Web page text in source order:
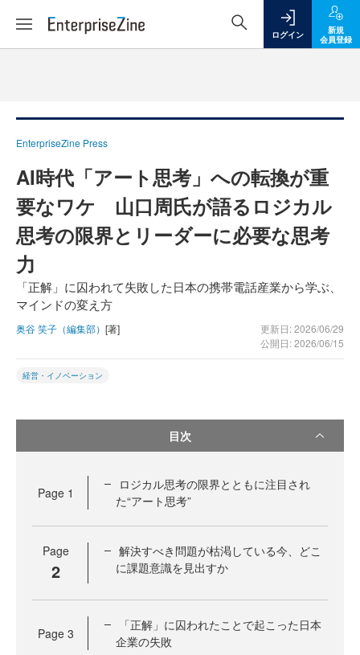
ログイン
新規
会員登録
EnterpriseZine Press
AI時代「アート思考」への転換が重
要なワケ 山口周氏が語るロジカル
思考の限界とリーダーに必要な思考
力
「正解」に囚われて失敗した日本の携帯電話産業から学ぶ、
マインドの変え方
奥谷 笑子（編集部） [著]
更新日: 2026/06/29
公開日: 2026/06/15
経営・イノベーション
目次
Page 1
ロジカル思考の限界とともに注目され
た“アート思考”
Page
2
解決すべき問題が枯渇している今、どこ
に課題意識を見出すか
Page 3
「正解」に囚われたことで起こった日本
企業の失敗